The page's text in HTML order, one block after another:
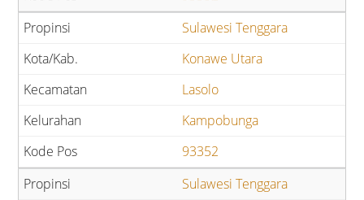
Sulawesi Tenggara
Konawe Utara
Lasolo
Kampobunga
93352
Sulawesi Tenggara